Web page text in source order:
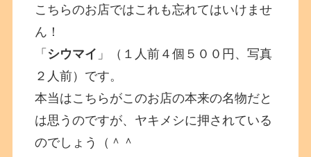
こちらのお店ではこれも忘れてはいけませ
ん！
「 シウマイ 」（１人前４個５００円、写真
２人前）です。
本当はこちらがこのお店の本来の名物だと
は思うのですが、ヤキメシに押されている
のでしょう（＾＾